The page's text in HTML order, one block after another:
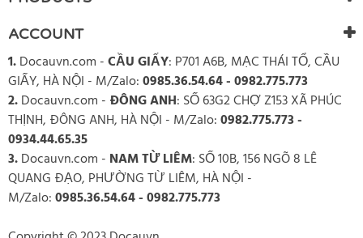
ACCOUNT
1.Docauvn.com -CẦU GIẤY: P701 A6B, MẠC THÁI TỔ, CẦU
GIẤY, HÀ NỘI - M/Zalo:0985.36.54.64 - 0982.775.773
2.Docauvn.com - ĐÔNG ANH: SỐ 63G2 CHỢ Z153 XÃ PHÚC
THỊNH, ĐÔNG ANH, HÀ NỘI - M/Zalo:0982.775.773 -
0934.44.65.35
3.Docauvn.com - NAM TỪ LIÊM: SỐ 10B, 156 NGÕ 8 LÊ
QUANG ĐẠO, PHƯỜNG TỪ LIÊM, HÀ NỘI -
M/Zalo:0985.36.54.64 - 0982.775.773